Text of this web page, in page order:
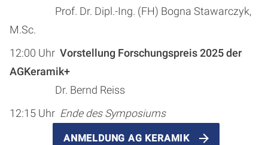
Prof. Dr. Dipl.-Ing. (FH) Bogna Stawarczyk,
M.Sc.
12:00 Uhr Vorstellung Forschungspreis 2025 der
AGKeramik+
Dr. Bernd Reiss
12:15 Uhr Ende des Symposiums
ANMELDUNG AG KERAMIK